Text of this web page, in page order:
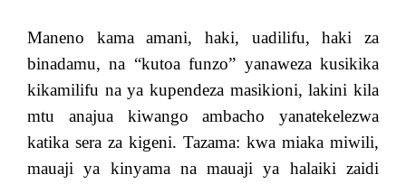
Maneno kama amani, haki, uadilifu, haki za
binadamu, na “kutoa funzo” yanaweza kusikika
kikamilifu na ya kupendeza masikioni, lakini kila
mtu anajua kiwango ambacho yanatekelezwa
katika sera za kigeni. Tazama: kwa miaka miwili,
mauaji ya kinyama na mauaji ya halaiki zaidi